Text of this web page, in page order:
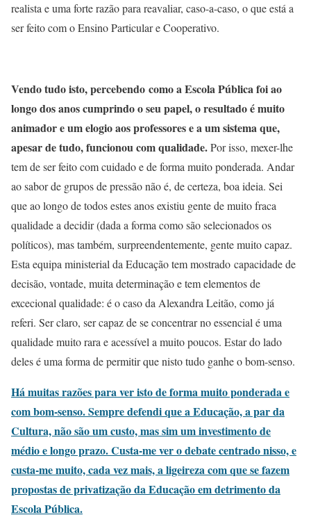
realista e uma forte razão para reavaliar, caso-a-caso, o que está a
ser feito com o Ensino Particular e Cooperativo.
Vendo tudo isto, percebendo como a Escola Pública foi ao
longo dos anos cumprindo o seu papel, o resultado é muito
animador e um elogio aos professores e a um sistema que,
apesar de tudo, funcionou com qualidade.Por isso, mexer-lhe
tem de ser feito com cuidado e de forma muito ponderada. Andar
ao sabor de grupos de pressão não é, de certeza, boa ideia. Sei
que ao longo de todos estes anos existiu gente de muito fraca
qualidade a decidir (dada a forma como são selecionados os
políticos), mas também, surpreendentemente, gente muito capaz.
Esta equipa ministerial da Educação tem mostrado capacidade de
decisão, vontade, muita determinação e tem elementos de
excecional qualidade: é o caso da Alexandra Leitão, como já
referi. Ser claro, ser capaz de se concentrar no essencial é uma
qualidade muito rara e acessível a muito poucos. Estar do lado
deles é uma forma de permitir que nisto tudo ganhe o bom-senso.
Há muitas razões para ver isto de forma muito ponderada e
com bom-senso. Sempre defendi que a Educação, a par da
Cultura, não são um custo, mas sim um investimento de
médio e longo prazo. Custa-me ver o debate centrado nisso, e
custa-me muito, cada vez mais, a ligeireza com que se fazem
propostas de privatização da Educação em detrimento da
Escola Pública.